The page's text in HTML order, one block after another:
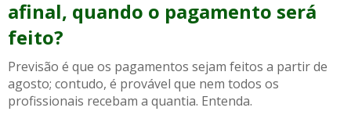
afinal, quando o pagamento será
feito?
Previsão é que os pagamentos sejam feitos a partir de
agosto; contudo, é provável que nem todos os
profissionais recebam a quantia. Entenda.